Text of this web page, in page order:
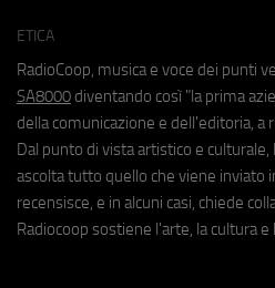
ETICA
RadioCoop, musica e voce dei punti
SA8000 diventando così "la prima
della comunicazione e dell'editoria, a
Dal punto di vista artistico e
ascolta tutto quello che viene inviato
recensisce, e in alcuni casi, chiede
Radiocoop sostiene l'arte, la cultura e